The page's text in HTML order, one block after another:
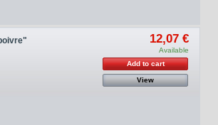
12,07 €
Available
Add to cart
View